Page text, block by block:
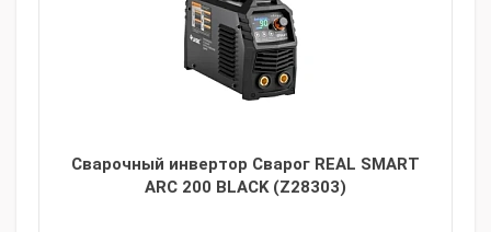
Сварочный инвертор Сварог REAL SMART
ARC 200 BLACK (Z28303)